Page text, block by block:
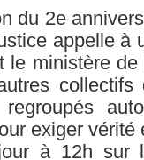
du 2e
appelle à
le ministère
regroupés
exiger
à 12h sur